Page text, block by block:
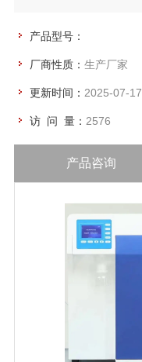
验室学会ASTM标准
产品型号：
厂商性质： 生产厂家
更新时间： 2025-07-17
访 问 量： 2576
产品咨询